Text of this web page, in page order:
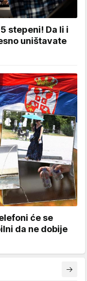
stepeni! Da li i
uništavate
će se
da ne dobije